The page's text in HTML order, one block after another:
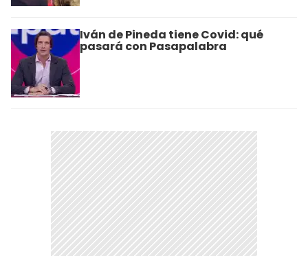
Iván de Pineda tiene Covid: qué
pasará con Pasapalabra